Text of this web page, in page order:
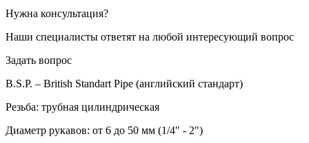
Нужна консультация?
Наши специалисты ответят на любой интересующий вопрос
Задать вопрос
B.S.P. – British Standart Pipe (английский стандарт)
Резьба: трубная цилиндрическая
Диаметр рукавов: от 6 до 50 мм (1/4" - 2")